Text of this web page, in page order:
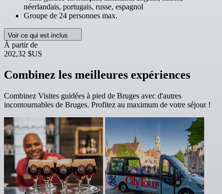
néerlandais, portugais, russe, espagnol
Groupe de 24 personnes max.
Voir ce qui est inclus
À partir de
202,32 $US
Combinez les meilleures expériences
Combinez Visites guidées à pied de Bruges avec d'autres
incontournables de Bruges. Profitez au maximum de votre séjour !